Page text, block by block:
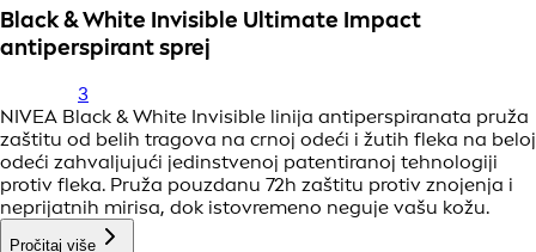
Black & White Invisible Ultimate Impact
antiperspirant sprej
3
NIVEA Black & White Invisible linija antiperspiranata pruža
zaštitu od belih tragova na crnoj odeći i žutih fleka na beloj
odeći zahvaljujući jedinstvenoj patentiranoj tehnologiji
protiv fleka. Pruža pouzdanu 72h zaštitu protiv znojenja i
neprijatnih mirisa, dok istovremeno neguje vašu kožu.
Pročitaj više